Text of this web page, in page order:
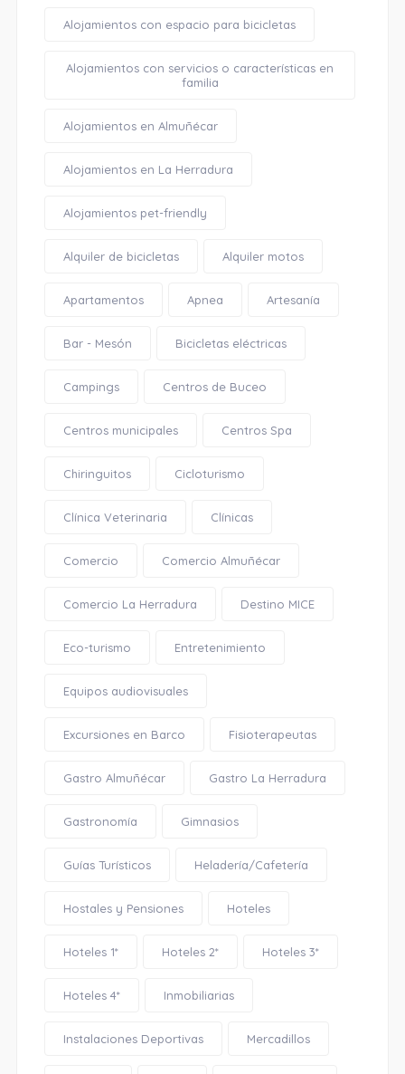
Alojamientos con espacio para bicicletas
Alojamientos con servicios o características en
familia
Alojamientos en Almuñécar
Alojamientos en La Herradura
Alojamientos pet-friendly
Alquiler de bicicletas Alquiler motos
Apartamentos Apnea Artesanía
Bar - Mesón Bicicletas eléctricas
Campings Centros de Buceo
Centros municipales Centros Spa
Chiringuitos Cicloturismo
Clínica Veterinaria Clínicas
Comercio Comercio Almuñécar
Comercio La Herradura Destino MICE
Eco-turismo Entretenimiento
Equipos audiovisuales
Excursiones en Barco Fisioterapeutas
Gastro Almuñécar Gastro La Herradura
Gastronomía Gimnasios
Guías Turísticos Heladería/Cafetería
Hostales y Pensiones Hoteles
Hoteles 1* Hoteles 2* Hoteles 3*
Hoteles 4* Inmobiliarias
Instalaciones Deportivas Mercadillos